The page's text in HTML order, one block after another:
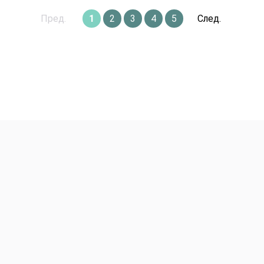
Пред. 1 2 3 4 5 След.